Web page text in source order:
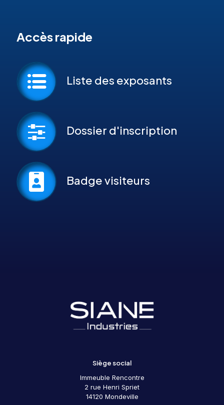
Accès rapide
Liste des exposants
Dossier d'inscription
Badge visiteurs
Siège social
Immeuble Rencontre
2 rue Henri Spriet
14120 Mondeville